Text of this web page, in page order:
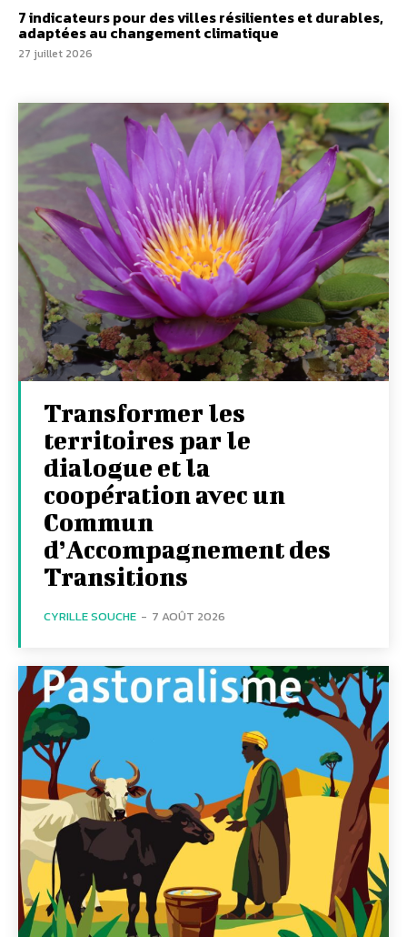
7 indicateurs pour des villes résilientes et durables,
adaptées au changement climatique
27 juillet 2026
Transformer les
territoires par le
dialogue et la
coopération avec un
Commun
d’Accompagnement des
Transitions
CYRILLE SOUCHE - 7 AOÛT 2026